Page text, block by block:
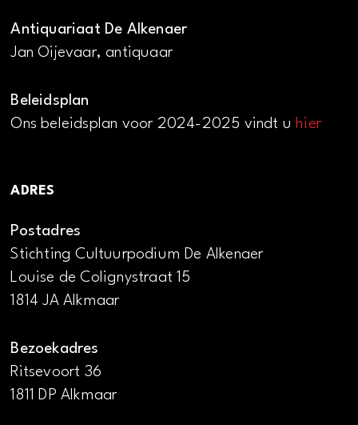
Antiquariaat De Alkenaer
Jan Oijevaar, antiquaar
Beleidsplan
Ons beleidsplan voor 2024-2025 vindt uhier
ADRES
Postadres
Stichting Cultuurpodium De Alkenaer
Louise de Colignystraat 15
1814 JA Alkmaar
Bezoekadres
Ritsevoort 36
1811 DP Alkmaar